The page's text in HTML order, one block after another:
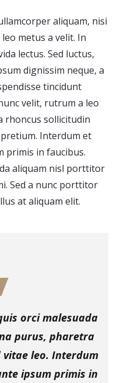
aliquam, nisi
metus a velit. In
lectus. Sed luctus,
dignissim neque, a
tincidunt
velit, rutrum a leo
rhoncus sollicitudin
Interdum et
primis in faucibus.
aliquam nisl porttitor
Sed a nunc porttitor
at aliquam elit.
orci malesuada
purus, pharetra
vitae leo. Interdum
ipsum primis in